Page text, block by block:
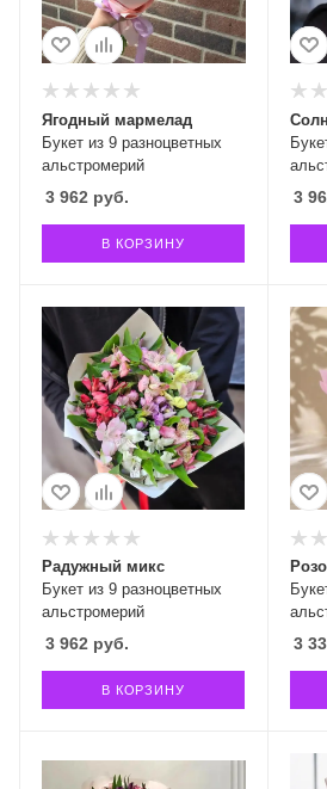
Букет из 9 разноцветных
альстромерий
Ягодный мармелад
3 962 руб.
В КОРЗИНУ
3
Букет из 9 разноцветных
альстромерий
Радужный микс
3 962 руб.
В КОРЗИНУ
3